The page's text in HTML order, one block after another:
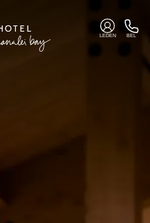
LEDEN BEL